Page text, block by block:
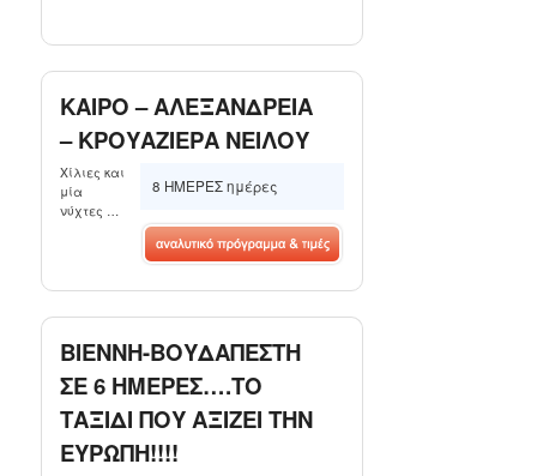
ΚΑΙΡΟ – ΑΛΕΞΑΝΔΡΕΙΑ
– KΡΟΥΑΖΙΕΡΑ ΝΕΙΛΟΥ
8 ΗΜΕΡΕΣ ημέρες
Χίλιες και
μία
νύχτες …
ΒΙΕΝΝΗ-ΒΟΥΔΑΠΕΣΤΗ
ΣΕ 6 ΗΜΕΡΕΣ….ΤΟ
ΤΑΞΙΔΙ ΠΟΥ ΑΞΙΖΕΙ ΤΗΝ
ΕΥΡΩΠΗ!!!!